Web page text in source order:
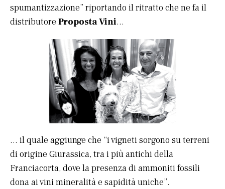
spumantizzazione” riportando il ritratto che ne fa il
distributore Proposta Vini…
… il quale aggiunge che “i vigneti sorgono su terreni
di origine Giurassica, tra i più antichi della
Franciacorta, dove la presenza di ammoniti fossili
dona ai vini mineralità e sapidità uniche”.